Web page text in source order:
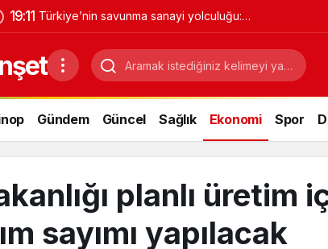
0:47 YAŞAYAN KÜLTÜREL MİRAS MÜZESİ
Gündem Güncel Sağlık Ekonomi Spor
planlı üretim
sayımı yapılacak